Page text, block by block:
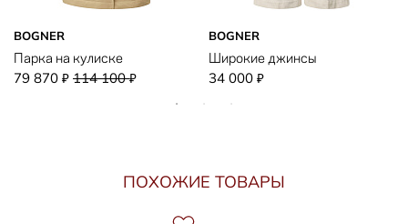
BOGNER
Парка на кулиске
79 870 ₽ 114 100₽
BOGNER
Широкие джинсы
34 000 ₽
ПОХОЖИЕ ТОВАРЫ